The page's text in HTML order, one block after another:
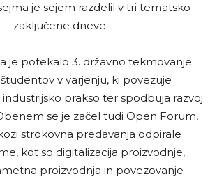
je sejem razdelil v tri tematsko
zaključene dneve.
je potekalo 3. državno tekmovanje
v varjenju, ki povezuje
prakso ter spodbuja razvoj
se je začel tudi Open Forum,
strokovna predavanja odpirale
kot so digitalizacija proizvodnje,
proizvodnja in povezovanje